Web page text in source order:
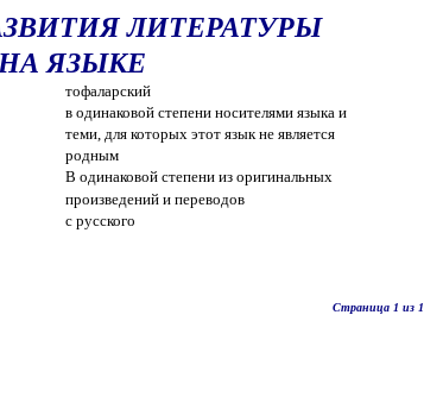
ЛИТЕРАТУРЫ
НА ЯЗЫКЕ
тофаларский
в одинаковой степени носителями языка и
теми, для которых этот язык не является
родным
В одинаковой степени из оригинальных
произведений и переводов
с русского
Страница 1 из 1